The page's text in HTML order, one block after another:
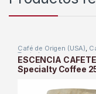
Café de Origen (USA),
Tostado
ESCENCIA
Specialty Coffee